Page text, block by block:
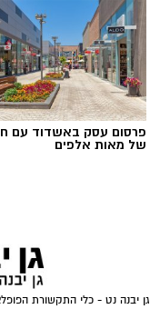
תגים:טד
פרסום עסק באשדוד עם
של מאות אלפים
גן יבנה נט - כלי התקשורת